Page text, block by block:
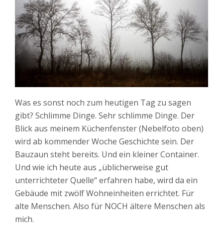
Was es sonst noch zum heutigen Tag zu sagen
gibt? Schlimme Dinge. Sehr schlimme Dinge. Der
Blick aus meinem Küchenfenster (Nebelfoto oben)
wird ab kommender Woche Geschichte sein. Der
Bauzaun steht bereits. Und ein kleiner Container.
Und wie ich heute aus „üblicherweise gut
unterrichteter Quelle“ erfahren habe, wird da ein
Gebäude mit zwölf Wohneinheiten errichtet. Für
alte Menschen. Also für NOCH ältere Menschen als
mich.